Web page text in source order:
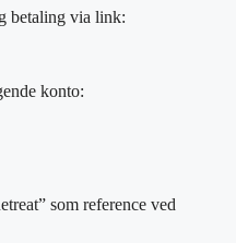
betaling via link:
konto:
som reference ved